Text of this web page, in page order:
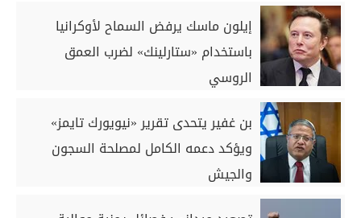
إيلون ماسك يرفض السماح لأوكرانيا
باستخدام «ستارلينك» لضرب العمق
الروسي
بن غفير يتحدى تقرير «نيويورك تايمز»
ويؤكد دعمه الكامل لمصلحة السجون
والجيش